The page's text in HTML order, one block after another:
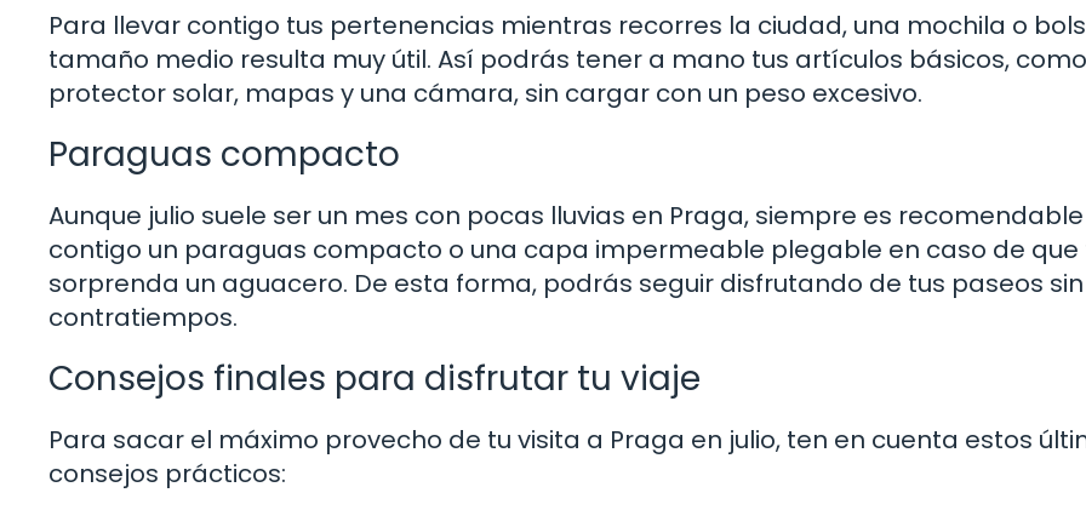
Para llevar contigo tus pertenencias mientras recorres la ciudad, una mochila o
tamaño medio resulta muy útil. Así podrás tener a mano tus artículos básicos,
protector solar, mapas y una cámara, sin cargar con un peso excesivo.
Paraguas compacto
Aunque julio suele ser un mes con pocas lluvias en Praga, siempre es
contigo un paraguas compacto o una capa impermeable plegable en caso de que
sorprenda un aguacero. De esta forma, podrás seguir disfrutando de tus paseos sin
contratiempos.
Consejos finales para disfrutar tu viaje
Para sacar el máximo provecho de tu visita a Praga en julio, ten en cuenta estos
consejos prácticos: